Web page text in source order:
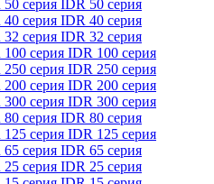
IDR 50 серия
IDR 40 серия
IDR 32 серия
IDR 100 серия
IDR 250 серия
IDR 200 серия
IDR 300 серия
IDR 80 серия
IDR 125 серия
IDR 65 серия
IDR 25 серия